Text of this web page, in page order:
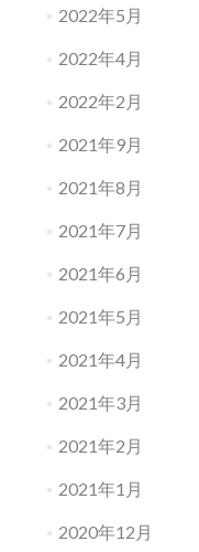
2022年5月
2022年4月
2022年2月
2021年9月
2021年8月
2021年7月
2021年6月
2021年5月
2021年4月
2021年3月
2021年2月
2021年1月
2020年12月